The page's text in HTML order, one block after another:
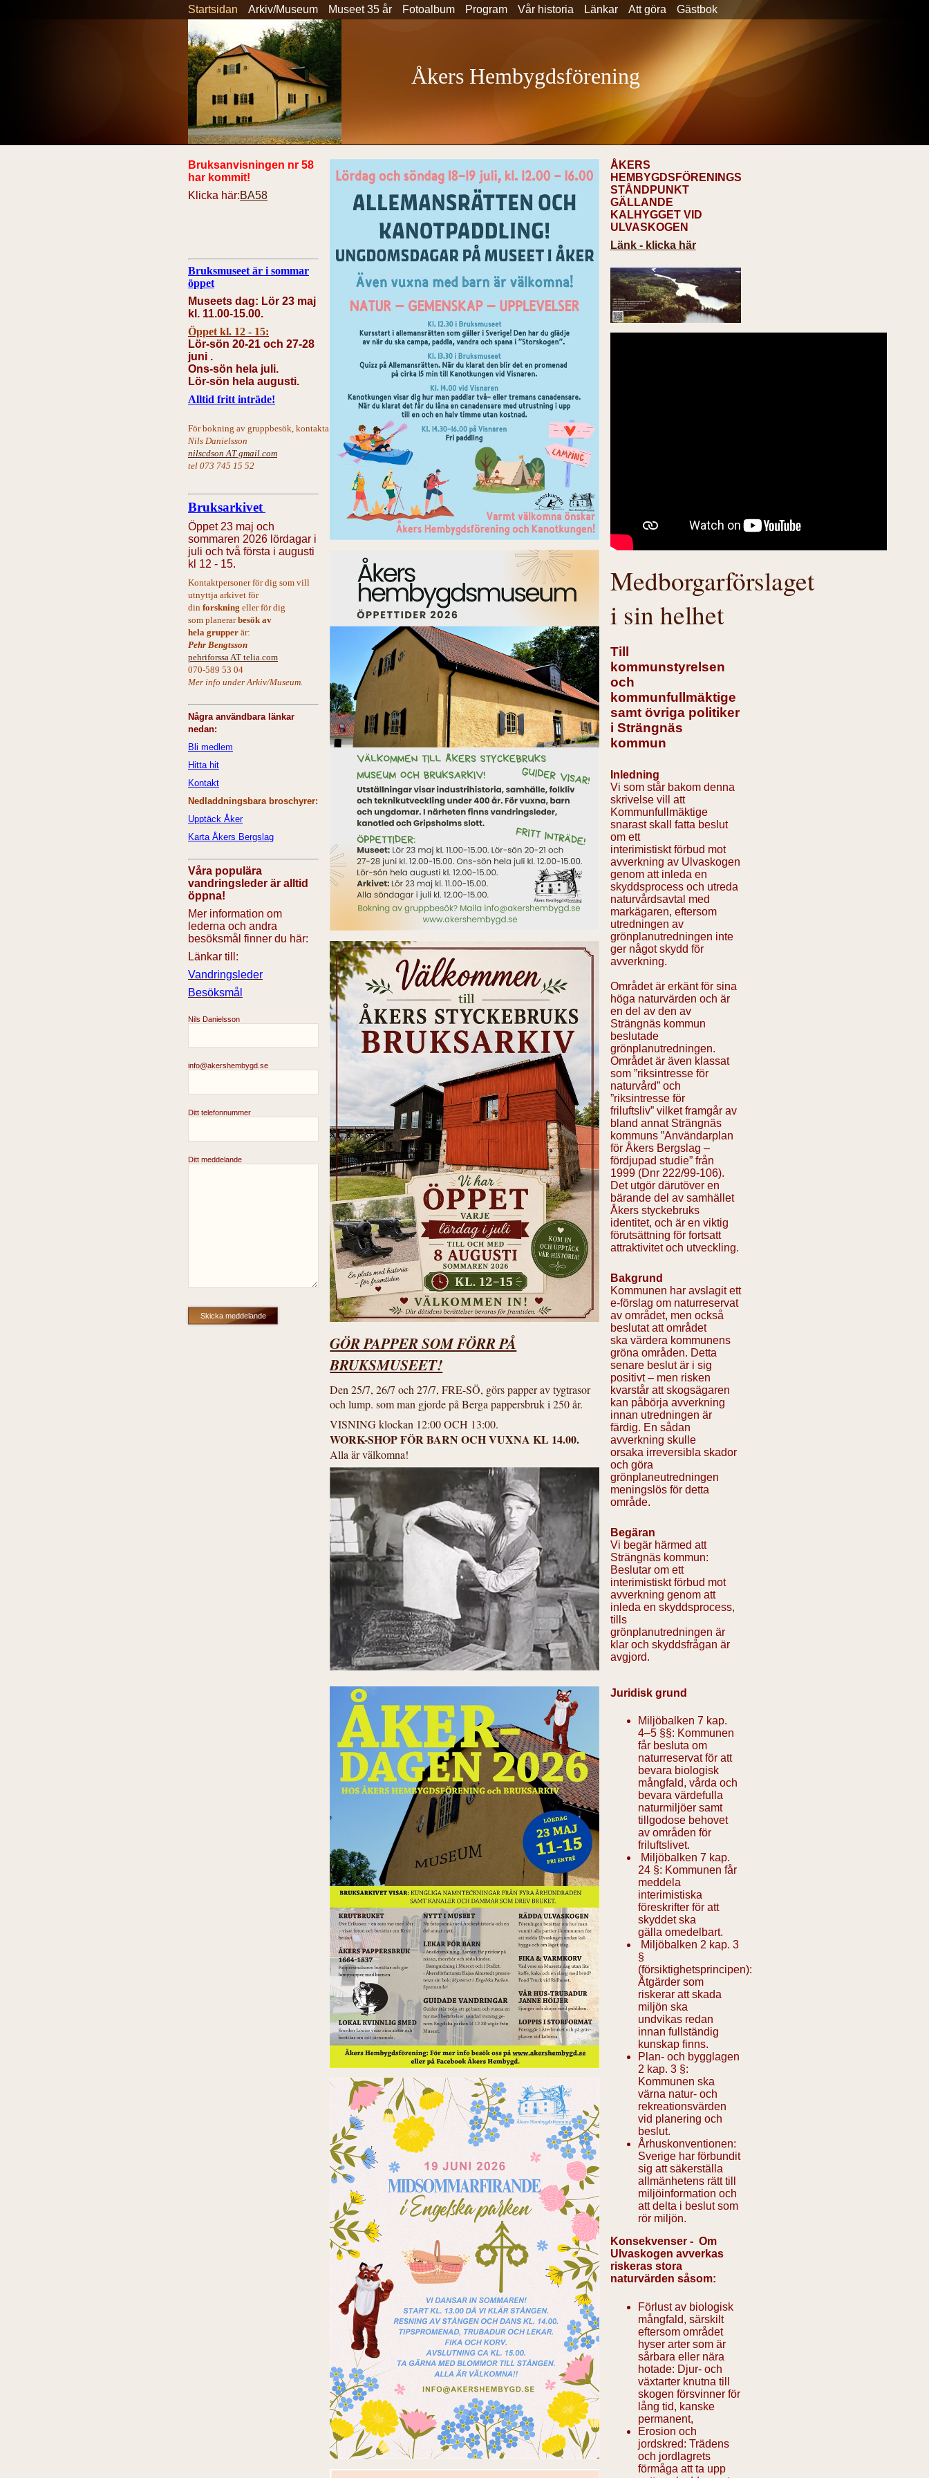
Startsidan Arkiv/Museum Museet 35 år Fotoalbum Program Vår historia Länkar Att göra Gästbok
Åkers Hembygdsförening
Bruksanvisningen nr 58
har kommit!
Klicka här:BA58
Bruksmuseet är i sommar
öppet
Museets dag: Lör 23 maj
kl. 11.00-15.00.
Öppet kl. 12 - 15:
Lör-sön 20-21 och 27-28
juni .
Ons-sön hela juli.
Lör-sön hela augusti.
Alltid fritt inträde!
För bokning av gruppbesök, kontakta
Nils Danielsson
nilscdson AT gmail.com
tel 073 745 15 52
Bruksarkivet
Öppet 23 maj och
sommaren 2026 lördagar i
juli och två första i augusti
kl 12 - 15.
Kontaktpersoner för dig som vill
utnyttja arkivet för
din forskning eller för dig
som planerarbesök av
hela grupper är:
Pehr Bengtsson
pehriforssa AT telia.com
070-589 53 04
Mer info under Arkiv/Museum.
Några användbara länkar
nedan:
Bli medlem
Hitta hit
Kontakt
Nedladdningsbara broschyrer:
Upptäck Åker
Karta Åkers Bergslag
Våra populära
vandringsleder är alltid
öppna!
Mer information om
lederna och andra
besöksmål finner du här:
Länkar till:
Vandringsleder
Besöksmål
Nils Danielsson
info@akershembygd.se
Ditt telefonnummer
Ditt meddelande
GÖR PAPPER SOM FÖRR PÅ
BRUKSMUSEET!
Den 25/7, 26/7 och 27/7, FRE-SÖ, görs papper av tygtrasor
och lump. som man gjorde på Berga pappersbruk i 250 år.
VISNING klockan 12:00 OCH 13:00.
WORK-SHOP FÖR BARN OCH VUXNA KL 14.00.
Alla är välkomna!
ÅKERS
HEMBYGDSFÖRENINGS
STÅNDPUNKT
GÄLLANDE
KALHYGGET VID
ULVASKOGEN
Länk - klicka här
Medborgarförslaget
i sin helhet
Till
kommunstyrelsen
och
kommunfullmäktige
samt övriga politiker
i Strängnäs
kommun
Inledning
Vi som står bakom denna
skrivelse vill att
Kommunfullmäktige
snarast skall fatta beslut
om ett
interimistiskt förbud mot
avverkning av Ulvaskogen
genom att inleda en
skyddsprocess och utreda
naturvårdsavtal med
markägaren, eftersom
utredningen av
grönplanutredningen inte
ger något skydd för
avverkning.
Området är erkänt för sina
höga naturvärden och är
en del av den av
Strängnäs kommun
beslutade
grönplanutredningen.
Området är även klassat
som ”riksintresse för
naturvård” och
”riksintresse för
friluftsliv” vilket framgår av
bland annat Strängnäs
kommuns ”Användarplan
för Åkers Bergslag –
fördjupad studie” från
1999 (Dnr 222/99-106).
Det utgör därutöver en
bärande del av samhället
Åkers styckebruks
identitet, och är en viktig
förutsättning för fortsatt
attraktivitet och utveckling.
Bakgrund
Kommunen har avslagit ett
e-förslag om naturreservat
av området, men också
beslutat att området
ska värdera kommunens
gröna områden. Detta
senare beslut är i sig
positivt – men risken
kvarstår att skogsägaren
kan påbörja avverkning
innan utredningen är
färdig. En sådan
avverkning skulle
orsaka irreversibla skador
och göra
grönplaneutredningen
meningslös för detta
område.
Begäran
Vi begär härmed att
Strängnäs kommun:
Beslutar om ett
interimistiskt förbud mot
avverkning genom att
inleda en skyddsprocess,
tills
grönplanutredningen är
klar och skyddsfrågan är
avgjord.
Juridisk grund
Miljöbalken 7 kap.
4–5 §§: Kommunen
får besluta om
naturreservat för att
bevara biologisk
mångfald, vårda och
bevara värdefulla
naturmiljöer samt
tillgodose behovet
av områden för
friluftslivet.
Miljöbalken 7 kap.
24 §: Kommunen får
meddela
interimistiska
föreskrifter för att
skyddet ska
gälla omedelbart.
Miljöbalken 2 kap. 3
§
(försiktighetsprincipen):
Åtgärder som
riskerar att skada
miljön ska
undvikas redan
innan fullständig
kunskap finns.
Plan- och bygglagen
2 kap. 3 §:
Kommunen ska
värna natur- och
rekreationsvärden
vid planering och
beslut.
Århuskonventionen:
Sverige har förbundit
sig att säkerställa
allmänhetens rätt till
miljöinformation och
att delta i beslut som
rör miljön.
Konsekvenser - Om
Ulvaskogen avverkas
riskeras stora
naturvärden såsom:
Förlust av biologisk
mångfald, särskilt
eftersom området
hyser arter som är
sårbara eller nära
hotade: Djur- och
växtarter knutna till
skogen försvinner för
lång tid, kanske
permanent,
Erosion och
jordskred: Trädens
och jordlagrets
förmåga att ta upp